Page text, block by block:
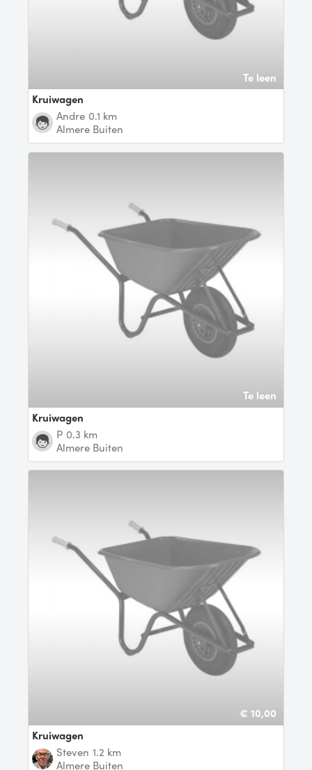
Te leen
Kruiwagen
Andre 0.1 km
Almere Buiten
Te leen
Kruiwagen
P 0.3 km
Almere Buiten
€ 10,00
Kruiwagen
Steven 1.2 km
Almere Buiten